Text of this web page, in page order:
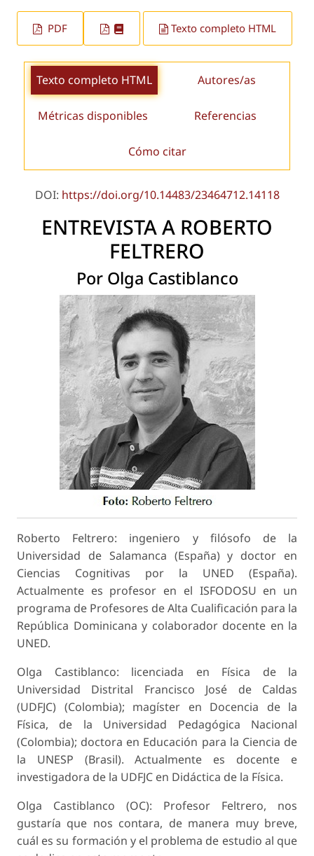
PDF Texto completo HTML
Texto completo HTML Autores/as
Métricas disponibles Referencias
Cómo citar
DOI: https://doi.org/10.14483/23464712.14118
ENTREVISTA A ROBERTO
FELTRERO
Por Olga Castiblanco
Roberto Feltrero: ingeniero y filósofo de la
Universidad de Salamanca (España) y doctor en
Ciencias Cognitivas por la UNED (España).
Actualmente es profesor en el ISFODOSU en un
programa de Profesores de Alta Cualificación para la
República Dominicana y colaborador docente en la
UNED.
Olga Castiblanco: licenciada en Física de la
Universidad Distrital Francisco José de Caldas
(UDFJC) (Colombia); magíster en Docencia de la
Física, de la Universidad Pedagógica Nacional
(Colombia); doctora en Educación para la Ciencia de
la UNESP (Brasil). Actualmente es docente e
investigadora de la UDFJC en Didáctica de la Física.
Olga Castiblanco (OC): Profesor Feltrero, nos
gustaría que nos contara, de manera muy breve,
cuál es su formación y el problema de estudio al que